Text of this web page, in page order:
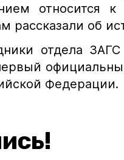
относится
рассказали об
отдела
Федерации.